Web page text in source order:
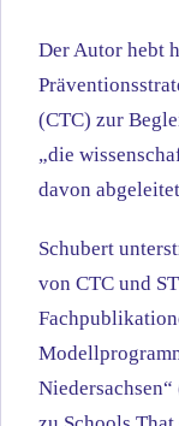
Der Autor hebt
(CTC) zur
„die
davon
Schubert
von CTC und